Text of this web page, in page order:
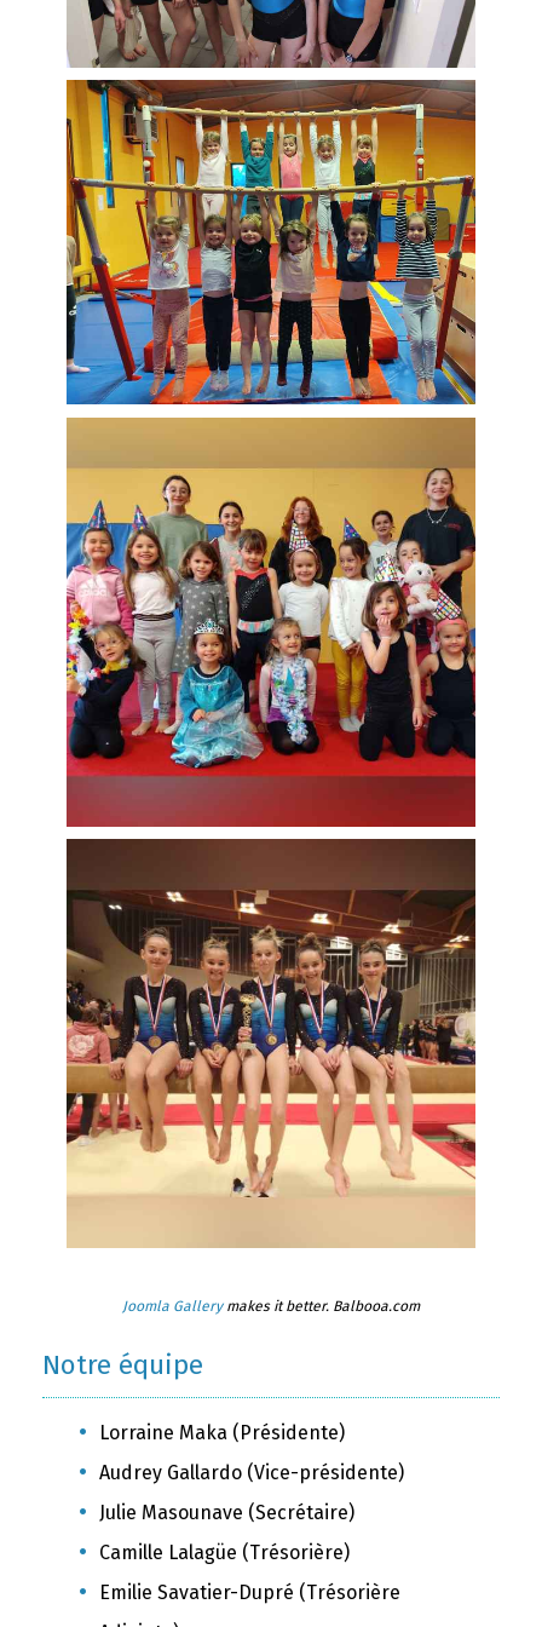
Joomla Gallerymakes it better. Balbooa.com
Notre équipe
Lorraine Maka (Présidente)
Audrey Gallardo (Vice-présidente)
Julie Masounave (Secrétaire)
Camille Lalagüe (Trésorière)
Emilie Savatier-Dupré (Trésorière